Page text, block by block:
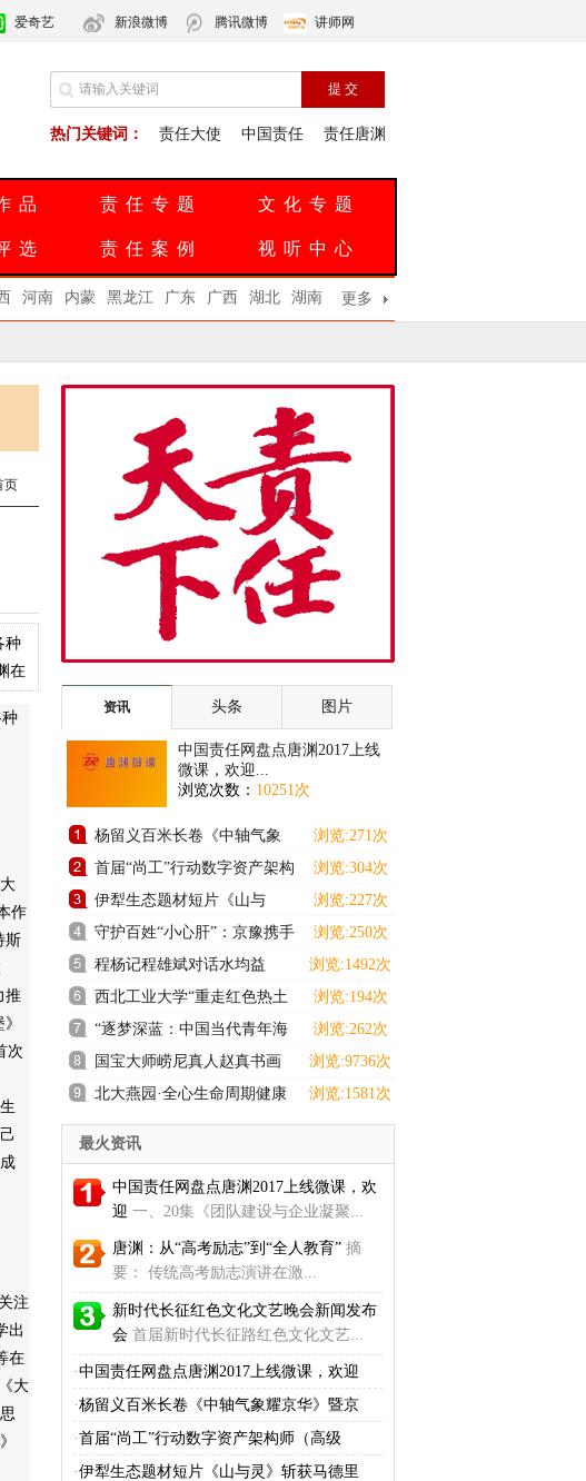
爱奇艺 新浪微博 腾讯微博 讲师网
热门关键词：
责任大使 中国责任 责任唐渊
品 责任专题 文化专题
选 责任案例 视听中心
河南 内蒙 黑龙江 广东 广西 湖北 湖南 更多
页
种
在
作
斯
推
次
注
出
在
大
资讯 头条 图片
中国责任网盘点唐渊2017上线
微课，欢迎...
浏览次数： 10251次
杨留义百米长卷《中轴气象
耀京华》暨京城胜景展
浏览:271次
首届“尚工”行动数字资产架构
师（高级）能力提
浏览:304次
伊犁生态题材短片《山与
灵》斩获马德里国际独立
浏览:227次
守护百姓“小心肝”：京豫携手
十三载 名医下沉惠
浏览:250次
程杨记程雄斌对话水均益
———解码食养中小企
浏览:1492次
西北工业大学“重走红色热土
感悟选调担当”实践
浏览:194次
“逐梦深蓝：中国当代青年海
洋强国主题设计巡展
浏览:262次
国宝大师崂尼真人赵真书画
拍卖、收藏
浏览:9736次
北大燕园·全心生命周期健康
学院正式启动:
浏览:1581次
最火资讯
中国责任网盘点唐渊2017上线微课，欢
迎 一、20集《团队建设与企业凝聚...
唐渊：从“高考励志”到“全人教育” 摘
要： 传统高考励志演讲在激...
新时代长征红色文化文艺晚会新闻发布
会 首届新时代长征路红色文化文艺...
·中国责任网盘点唐渊2017上线微课，欢迎
·杨留义百米长卷《中轴气象耀京华》暨京
·首届“尚工”行动数字资产架构师（高级
·伊犁生态题材短片《山与灵》斩获马德里